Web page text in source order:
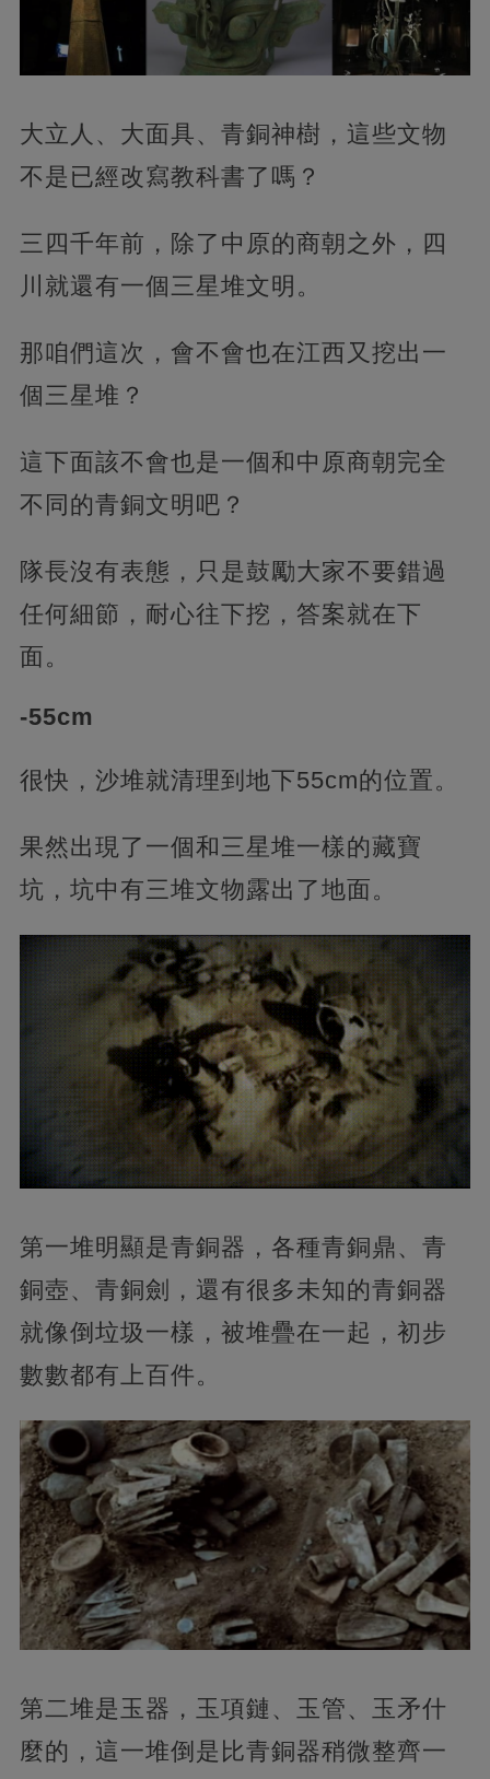
大立人、大面具、青銅神樹，這些文物
不是已經改寫教科書了嗎？
三四千年前，除了中原的商朝之外，四
川就還有一個三星堆文明。
那咱們這次，會不會也在江西又挖出一
個三星堆？
這下面該不會也是一個和中原商朝完全
不同的青銅文明吧？
隊長沒有表態，只是鼓勵大家不要錯過
任何細節，耐心往下挖，答案就在下
面。
-55cm
很快，沙堆就清理到地下55cm的位置。
果然出現了一個和三星堆一樣的藏寶
坑，坑中有三堆文物露出了地面。
第一堆明顯是青銅器，各種青銅鼎、青
銅壺、青銅劍，還有很多未知的青銅器
就像倒垃圾一樣，被堆疊在一起，初步
數數都有上百件。
第二堆是玉器，玉項鏈、玉管、玉矛什
麼的，這一堆倒是比青銅器稍微整齊一